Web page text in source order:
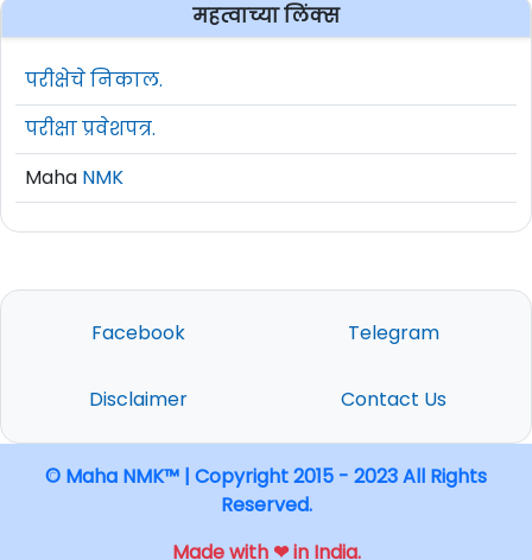
महत्वाच्या लिंक्स
परीक्षेचे निकाल.
परीक्षा प्रवेशपत्र.
Maha NMK
Facebook Telegram
Disclaimer Contact Us
© Maha NMK™ | Copyright 2015 - 2023 All Rights
Reserved.
Made with ❤ in India.